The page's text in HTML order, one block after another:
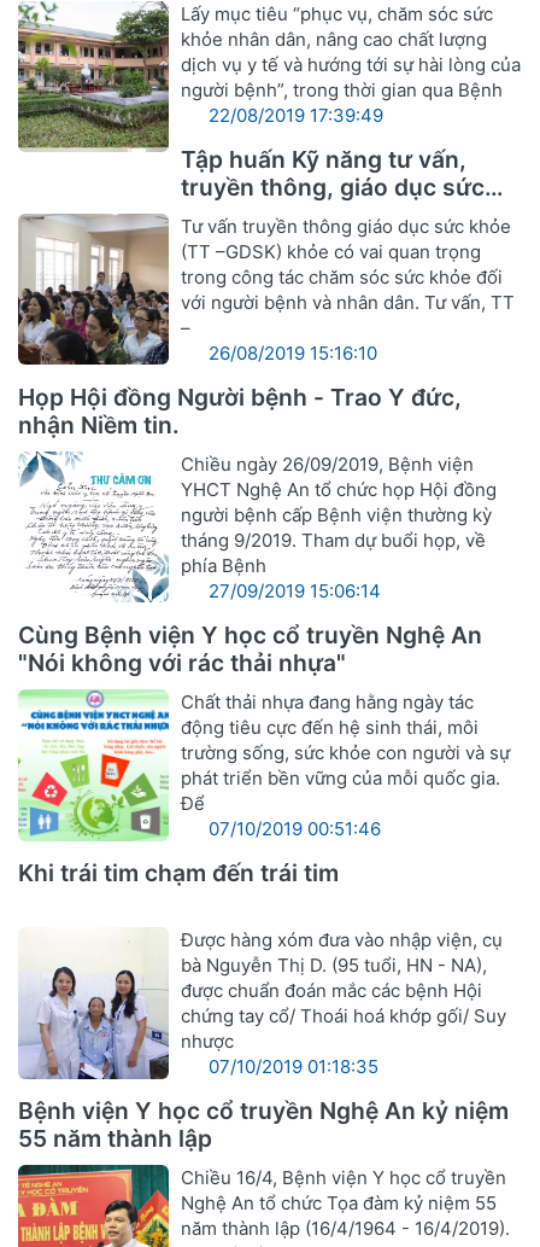
Lấy mục tiêu “phục vụ, chăm sóc sức
khỏe nhân dân, nâng cao chất lượng
dịch vụ y tế và hướng tới sự hài lòng của
người bệnh”, trong thời gian qua Bệnh
22/08/2019 17:39:49
Tập huấn Kỹ năng tư vấn,
truyền thông, giáo dục sức
khỏe
Tư vấn truyền thông giáo dục sức khỏe
(TT –GDSK) khỏe có vai quan trọng
trong công tác chăm sóc sức khỏe đối
với người bệnh và nhân dân. Tư vấn, TT
–
26/08/2019 15:16:10
Họp Hội đồng Người bệnh - Trao Y đức,
nhận Niềm tin.
Chiều ngày 26/09/2019, Bệnh viện
YHCT Nghệ An tổ chức họp Hội đồng
người bệnh cấp Bệnh viện thường kỳ
tháng 9/2019. Tham dự buổi họp, về
phía Bệnh
27/09/2019 15:06:14
Cùng Bệnh viện Y học cổ truyền Nghệ An
"Nói không với rác thải nhựa"
Chất thải nhựa đang hằng ngày tác
động tiêu cực đến hệ sinh thái, môi
trường sống, sức khỏe con người và sự
phát triển bền vững của mỗi quốc gia.
Để
07/10/2019 00:51:46
Khi trái tim chạm đến trái tim
Được hàng xóm đưa vào nhập viện, cụ
bà Nguyễn Thị D. (95 tuổi, HN - NA),
được chuẩn đoán mắc các bệnh Hội
chứng tay cổ/ Thoái hoá khớp gối/ Suy
nhược
07/10/2019 01:18:35
Bệnh viện Y học cổ truyền Nghệ An kỷ niệm
55 năm thành lập
Chiều 16/4, Bệnh viện Y học cổ truyền
Nghệ An tổ chức Tọa đàm kỷ niệm 55
năm thành lập (16/4/1964 - 16/4/2019).